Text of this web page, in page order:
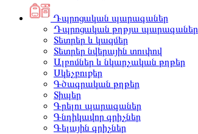
Դպրոցական պարագաներ
Դպրոցական թղթյա պարագաներ
Տետրեր և կազմեր
Տետրեր նվերային տուփով
Ալբոմներ և նկարչական թղթեր
Սկեչբուքեր
Գծագրական թղթեր
Տիպեր
Գրելու պարագաներ
Գնդիկավոր գրիչներ
Գելային գրիչներ